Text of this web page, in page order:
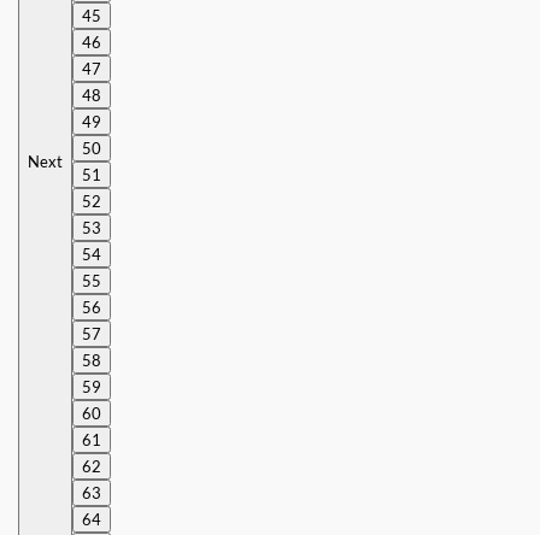
Next
45
46
47
48
49
50
51
52
53
54
55
56
57
58
59
60
61
62
63
64